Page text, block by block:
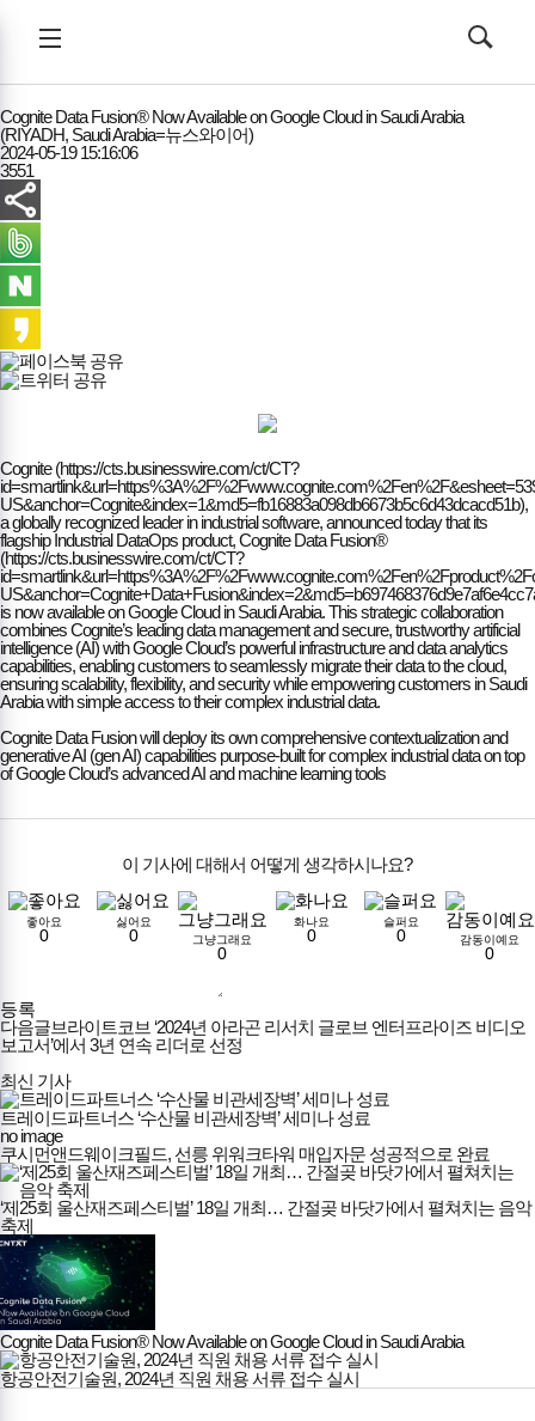
전체메뉴
열기/
검색
열기/
Cognite Data Fusion® Now Available on Google Cloud in Saudi Arabia
(RIYADH, Saudi Arabia=뉴스와이어)
2024-05-19 15:16:06
3551
Cognite (https://cts.businesswire.com/ct/CT?
id=smartlink&url=https%3A%2F%2F
US&anchor=Cognite&index=1&md5=fb16883a098db6673b5c6d43dcacd51b),
a globally recognized leader in industrial software, announced today that its
flagship Industrial DataOps product, Cognite Data Fusion®
(https://cts.businesswire.com/ct/CT?
id=smartlink&url=https%3A%2F%2F
is now available on Google Cloud in Saudi Arabia. This strategic collaboration
combines Cognite’s leading data management and secure, trustworthy artificial
intelligence (AI) with Google Cloud’s powerful infrastructure and data analytics
capabilities, enabling customers to seamlessly migrate their data to the cloud,
ensuring scalability, flexibility, and security while empowering customers in Saudi
Arabia with simple access to their complex industrial data.
Cognite Data Fusion will deploy its own comprehensive contextualization and
generative AI (gen AI) capabilities purpose-built for complex industrial data on top
of Google Cloud’s advanced AI and machine learning tools
이 기사에 대해서 어떻게 생각하시나요?
좋아요
0
싫어요
0 그냥그래요
0
화나요
0
슬퍼요
0 감동이예요
0
등록
다음글브라이트코브 ‘2024년 아라곤 리서치 글로브 엔터프라이즈 비디오
보고서’에서 3년 연속 리더로 선정
최신 기사
트레이드파트너스 ‘수산물 비관세장벽’ 세미나 성료
no image
쿠시먼앤드웨이크필드, 선릉 위워크타워 매입자문 성공적으로 완료
‘제25회 울산재즈페스티벌’ 18일 개최… 간절곶 바닷가에서 펼쳐치는 음악
축제
Cognite Data Fusion® Now Available on Google Cloud in Saudi Arabia
항공안전기술원, 2024년 직원 채용 서류 접수 실시